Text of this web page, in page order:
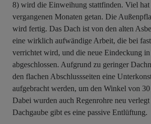
8) wird die Einweihung stattfinden. Viel hat
vergangenen Monaten getan. Die
wird fertig. Das Dach ist von den alten
eine wirklich aufwändige Arbeit, die bei
verrichtet wird, und die neue Eindeckung
abgeschlossen. Aufgrund zu geringer
den flachen Abschlussseiten eine
aufgebracht werden, um den Winkel von
Dabei wurden auch Regenrohre neu
Dachgaube gibt es eine passive Entlüftung.